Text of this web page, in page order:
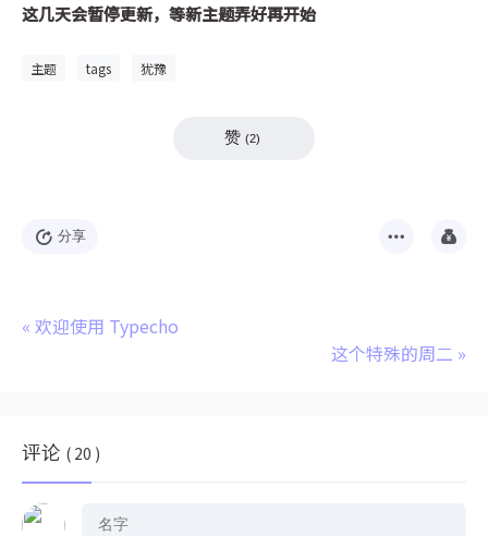
这几天会暂停更新，等新主题弄好再开始
主题 tags 犹豫
赞 (2)
分享
« 欢迎使用 Typecho
这个特殊的周二 »
评论 ( 20 )